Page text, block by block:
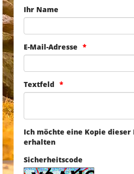
Ihr Name
E-Mail-Adresse
Textfeld
Ich möchte eine Kopie
erhalten
Sicherheitscode